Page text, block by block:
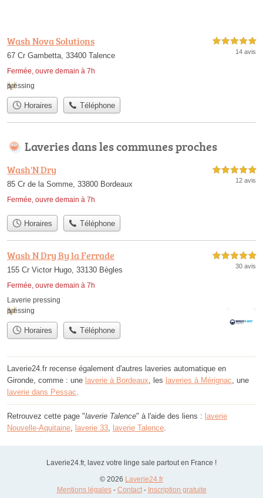
Wash Nova Solutions
67 Cr Gambetta, 33400 Talence
Fermée, ouvre demain à 7h
5,0 étoiles sur 5
14 avis
pressing
Horaires Téléphone
Laveries dans les communes proches
Wash'N Dry
85 Cr de la Somme, 33800 Bordeaux
Fermée, ouvre demain à 7h
5,0 étoiles sur 5
12 avis
Horaires Téléphone
Wash N Dry By la Ferrade
155 Cr Victor Hugo, 33130 Bègles
Fermée, ouvre demain à 7h
5,0 étoiles sur 5
30 avis
Laverie pressing
pressing
Horaires Téléphone
Laverie24.fr recense également d'autres laveries automatique en
Gironde, comme : une laverie à Bordeaux , les laveries à Mérignac , une
laverie dans Pessac
Retrouvez cette page "laverie Talence" à l'aide des liens : laverie
Nouvelle-Aquitaine laverie 33 laverie Talence
Laverie24.fr, lavez votre linge sale partout en France !
© 2026 Laverie24.fr
Mentions légales- Contact- Inscription gratuite